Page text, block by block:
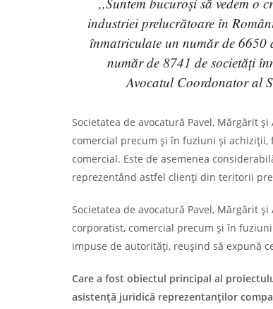
industriei prelucrătoare în
înmatriculate un număr de 6650
număr de 8741 de societăți
Avocatul Coordonator al
Societatea de avocatură Pavel, Mărgărit
comercial precum și în fuziuni și
comercial. Este de asemenea
reprezentând astfel clienți din teritorii
Societatea de avocatură Pavel, Mărgărit
corporatist, comercial precum și în
impuse de autorități, reușind să expună
Care a fost obiectul principal al
asistență juridică reprezentanților